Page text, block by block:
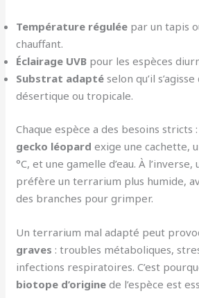
Température régulée par un tapis
chauffant.
Éclairage UVB pour les espèces
Substrat adapté selon qu’il
désertique ou tropicale.
Chaque espèce a des besoins stricts
gecko léopard exige une cachette,
°C, et une gamelle d’eau. À l’inverse,
préfère un terrarium plus humide,
des branches pour grimper.
Un terrarium mal adapté peut
graves : troubles métaboliques,
infections respiratoires. C’est
biotope d’origine de l’espèce est